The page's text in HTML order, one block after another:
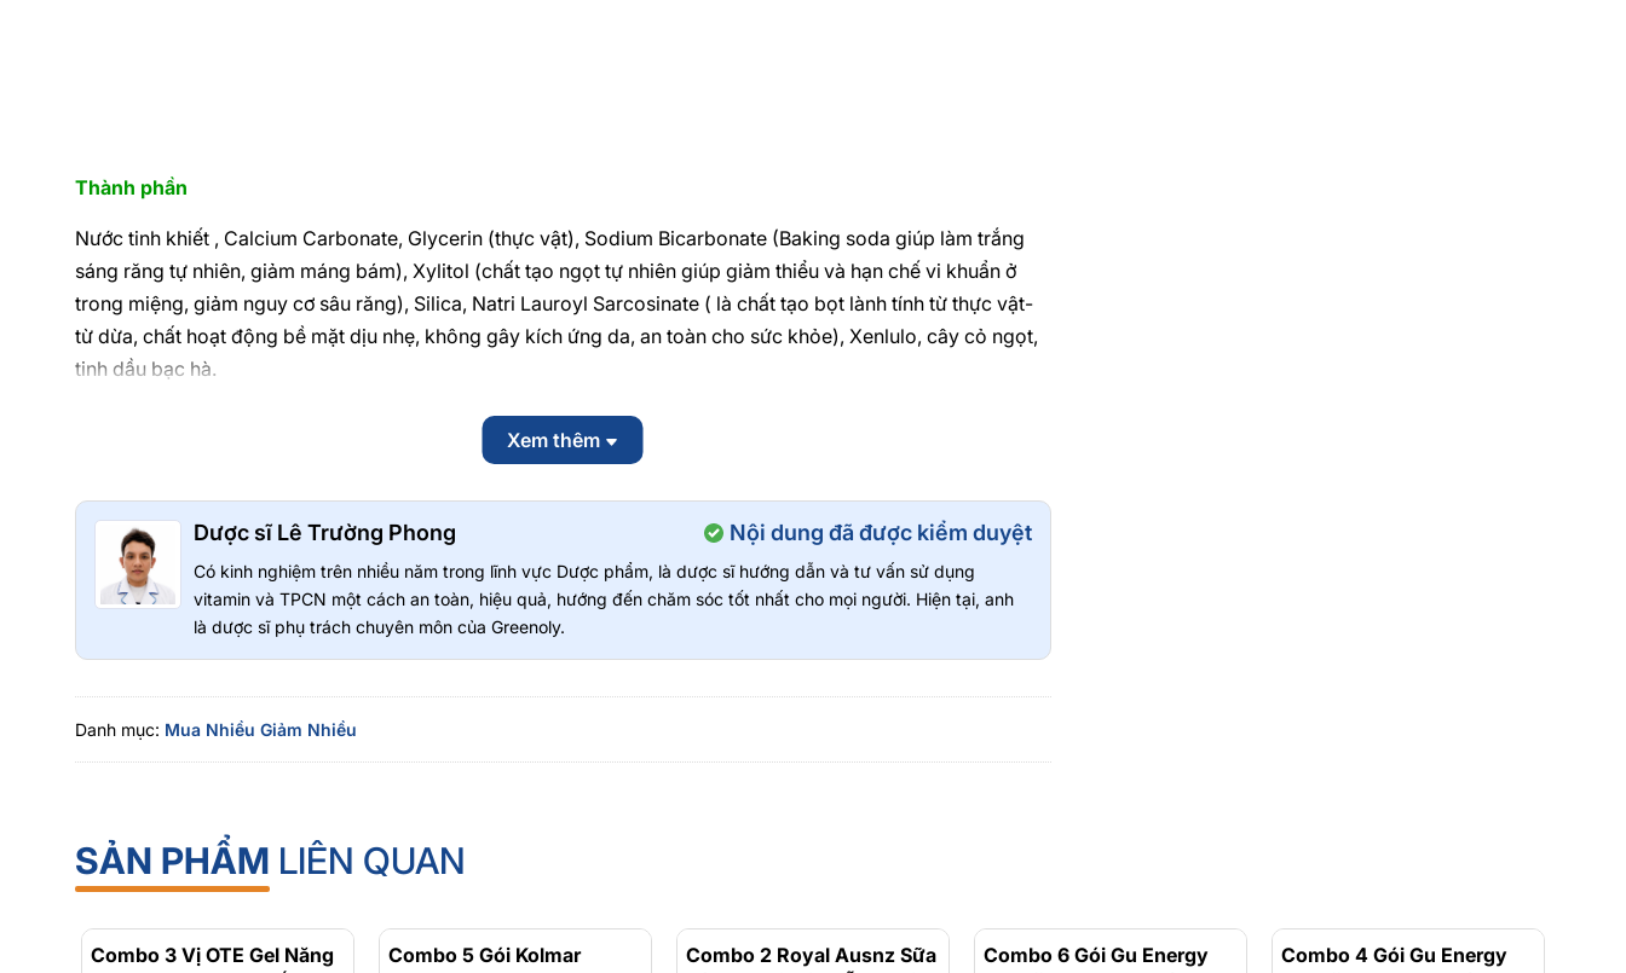
Thành phần
Nước tinh khiết , Calcium Carbonate, Glycerin (thực vật), Sodium Bicarbonate (Baking soda giúp làm trắng
sáng răng tự nhiên, giảm máng bám), Xylitol (chất tạo ngọt tự nhiên giúp giảm thiểu và hạn chế vi khuẩn ở
trong miệng, giảm nguy cơ sâu răng), Silica, Natri Lauroyl Sarcosinate ( là chất tạo bọt lành tính từ thực vật-
từ dừa, chất hoạt động bề mặt dịu nhẹ, không gây kích ứng da, an toàn cho sức khỏe), Xenlulo, cây cỏ ngọt,
tinh dầu bạc hà.
Chứa khoáng chất: Canxi, Kali, Phốt pho, Magie, Natri.
Bảo quản ở nơi khô ráo, thoáng mát, tránh ánh nắng trực tiếp.
Lưu ý:Thực phẩm bảo vệ sức khỏe này không phải là thuốc và không có tác dụng thay thế thuốc chữa bệnh. Hiệu quả sử
dụng tùy thuộc vào cơ địa từng người. Vui lòng đọc kỹ hướng dẫn sử dụng trên nhãn và tham khảo ý kiến bác sĩ trước khi
📩Email: contact@greenoly.vn
Xem thêm
Dược sĩ Lê Trường Phong Nội dung đã được kiểm duyệt
Có kinh nghiệm trên nhiều năm trong lĩnh vực Dược phẩm, là dược sĩ hướng dẫn và tư vấn sử dụng
vitamin và TPCN một cách an toàn, hiệu quả, hướng đến chăm sóc tốt nhất cho mọi người. Hiện tại, anh
là dược sĩ phụ trách chuyên môn của Greenoly.
Danh mục: Mua Nhiều Giảm Nhiều
SẢN PHẨM LIÊN QUAN
- 30%
Combo 3 Vị OTE Gel Năng
Combo 5 Gói Kolmar
- 3%
Combo 2 Royal Ausnz Sữa
- 38%
Combo 6 Gói Gu Energy
- 38%
Combo 4 Gói Gu Energy